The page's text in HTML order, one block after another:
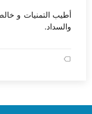
أطيب التمنيات و
والسداد.